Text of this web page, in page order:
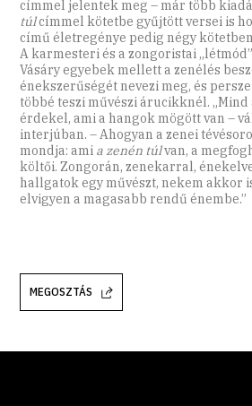
címmel jelentek meg – már több
túlcímmel kötetbe gyűjtött versei is
című életregénye pedig négy
A karmesteri és a zongoristai
Vásáry egyebek mellett a zenélés
énekszerűségét nevezi meg, és
többé teszi művészi árucikknél. „Mind
érdekel, ami a hangok mögött van –
interjúban. – Ahogyan a zenei
mondja: ami a zenén túlvan, a
költői. Zongorán, zenekarral,
hallgatok egy művészt, nekem akkor
elvigyen a magasabb rendű énembe.”
MEGOSZTÁS